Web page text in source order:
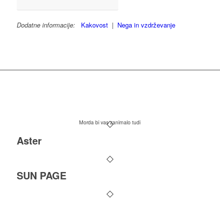
Dodatne informacije: Kakovost| Nega in vzdrževanje
Morda bi vas zanimalo tudi
Aster
SUN PAGE